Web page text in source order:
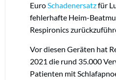
EuroSchadenersatzfür
fehlerhafte Heim-
Respironics
Vor diesen Geräten hat
2021 die rund 35.000
Patienten mit